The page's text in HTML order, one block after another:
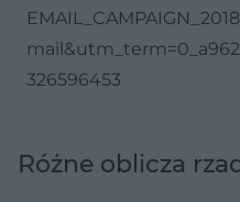
326596453
Różne oblicza